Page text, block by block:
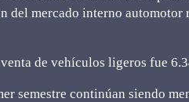
del mercado interno
de vehículos ligeros fue
semestre continúan siendo